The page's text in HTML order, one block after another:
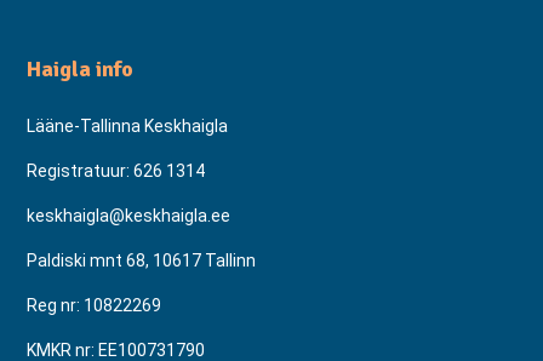
Haigla info
Lääne-Tallinna Keskhaigla
Registratuur:626 1314
keskhaigla@keskhaigla.ee
Paldiski mnt 68, 10617 Tallinn
Reg nr: 10822269
KMKR nr: EE100731790